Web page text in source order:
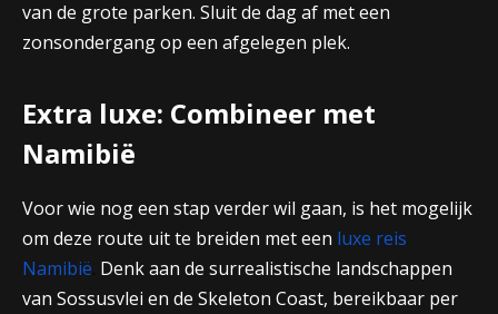
van de grote parken. Sluit de dag af met een
zonsondergang op een afgelegen plek.
Extra luxe: Combineer met
Namibië
Voor wie nog een stap verder wil gaan, is het mogelijk
om deze route uit te breiden met een luxe reis
Namibië Denk aan de surrealistische landschappen
van Sossusvlei en de Skeleton Coast, bereikbaar per